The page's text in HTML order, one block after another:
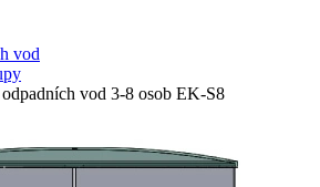
vod
vod 3-8 osob EK-S8